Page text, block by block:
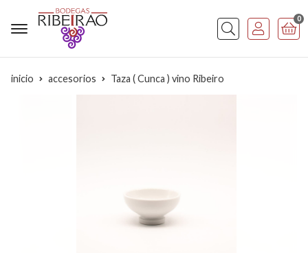
Buscar
0
inicio accesorios Taza ( Cunca ) vino Ribeiro